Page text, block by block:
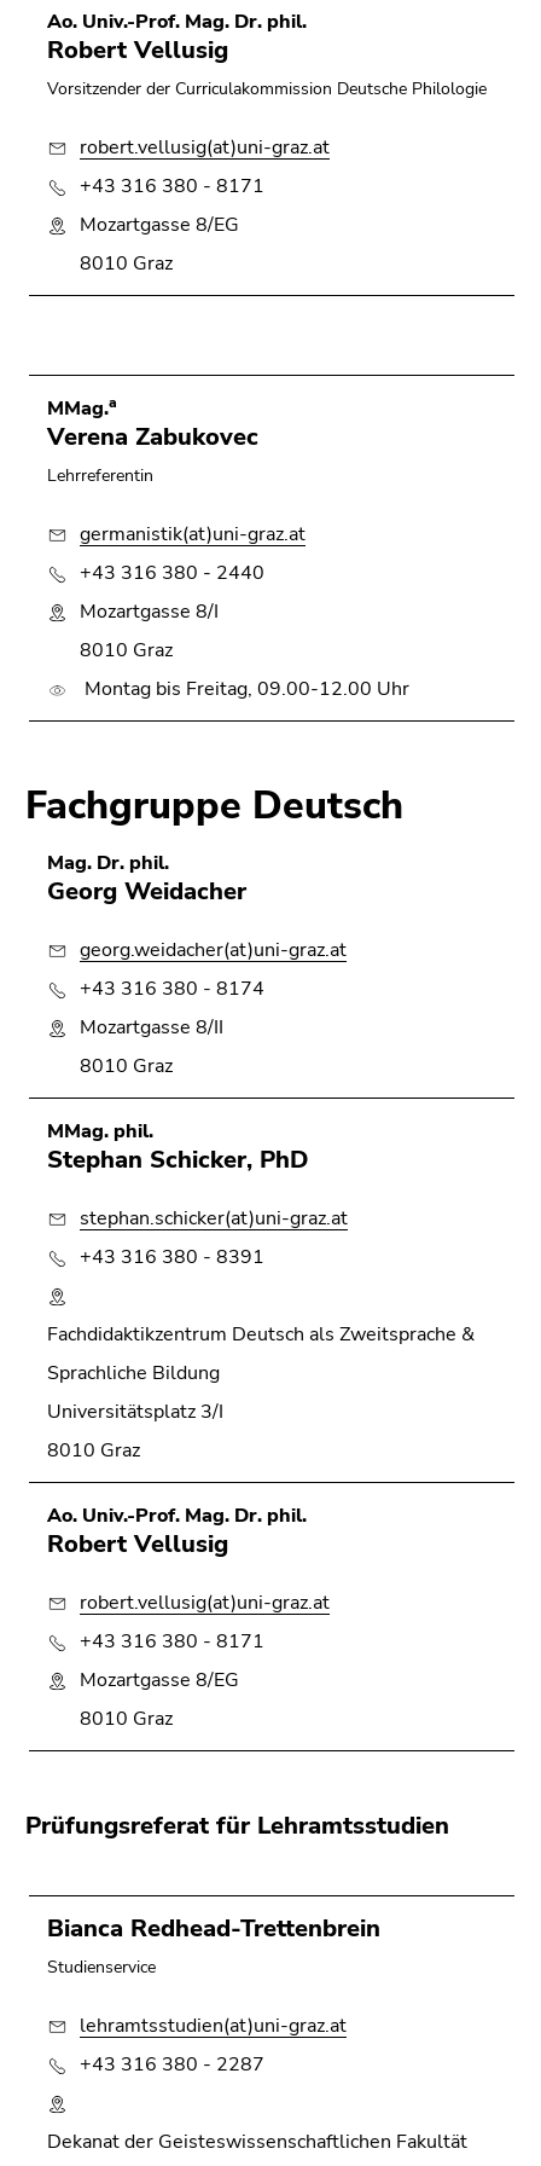
Sie diesen
Link.
Inhalt
(Zugriffstaste
Zur
Positionsanzeige
(Zugriffstaste
Hauptnavigation
(Zugriffstaste
3)
Zur
(Zugriffstaste
4)
Zu
den
Zusatzinformationen
5)
Zu
(Benutzer/Sprache)
8)
Zur
(Zugriffstaste
9)
Ao. Univ.-Prof. Mag. Dr. phil.
Robert Vellusig
Vorsitzender der Curriculakommission Deutsche Philologie
robert.vellusig(at)uni-graz.at
+43 316 380 - 8171
Mozartgasse 8/EG
8010 Graz
MMag.a
Verena Zabukovec
Lehrreferentin
germanistik(at)uni-graz.at
+43 316 380 - 2440
Mozartgasse 8/I
8010 Graz
Montag bis Freitag, 09.00-12.00 Uhr
Fachgruppe Deutsch
Mag. Dr. phil.
Georg Weidacher
georg.weidacher(at)uni-graz.at
+43 316 380 - 8174
Mozartgasse 8/II
8010 Graz
MMag. phil.
Stephan Schicker, PhD
stephan.schicker(at)uni-graz.at
+43 316 380 - 8391
Fachdidaktikzentrum Deutsch als Zweitsprache &
Sprachliche Bildung
Universitätsplatz 3/I
8010 Graz
Ao. Univ.-Prof. Mag. Dr. phil.
Robert Vellusig
robert.vellusig(at)uni-graz.at
+43 316 380 - 8171
Mozartgasse 8/EG
8010 Graz
Prüfungsreferat für Lehramtsstudien
Bianca Redhead-Trettenbrein
Studienservice
lehramtsstudien(at)uni-graz.at
+43 316 380 - 2287
Dekanat der Geisteswissenschaftlichen Fakultät